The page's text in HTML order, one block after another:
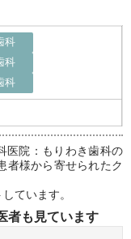
科
科
科
医院：もりわき歯科の
者様から寄せられたク
ています。
者も見ています